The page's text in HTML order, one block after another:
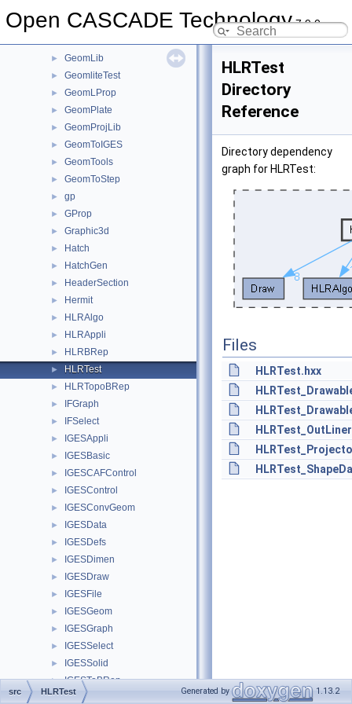
Open CASCADE Technology7.9.0
GeomFill
► GeomLib
► GeomliteTest
► GeomLProp
► GeomPlate
► GeomProjLib
► GeomToIGES
► GeomTools
► GeomToStep
► gp
► GProp
► Graphic3d
► Hatch
► HatchGen
► HeaderSection
► Hermit
► HLRAlgo
► HLRAppli
► HLRBRep
► HLRTest
► HLRTopoBRep
► IFGraph
► IFSelect
► IGESAppli
► IGESBasic
► IGESCAFControl
► IGESControl
► IGESConvGeom
► IGESData
► IGESDefs
► IGESDimen
► IGESDraw
► IGESFile
► IGESGeom
► IGESGraph
► IGESSelect
► IGESSolid
► IGESToBRep
► Image
HLRTest
Directory
Reference
Directory dependency
graph for HLRTest:
Files
HLRTest.hxx
src HLRTest Generated by 1.13.2